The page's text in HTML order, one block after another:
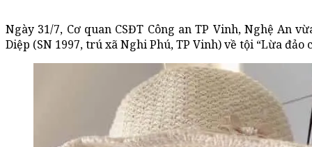
Ngày 31/7, Cơ quan CSĐT Công an TP Vinh, Nghệ An
Diệp (SN 1997, trú xã Nghi Phú, TP Vinh) về tội “Lừa đảo